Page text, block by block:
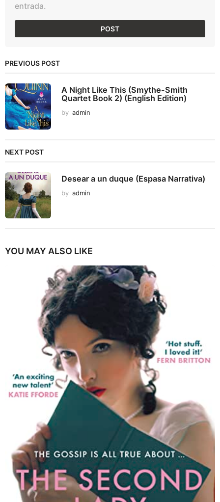
entrada.
PREVIOUS POST
A Night Like This (Smythe-Smith
Quartet Book 2) (English Edition)
by admin
NEXT POST
Desear a un duque (Espasa Narrativa)
by admin
YOU MAY ALSO LIKE